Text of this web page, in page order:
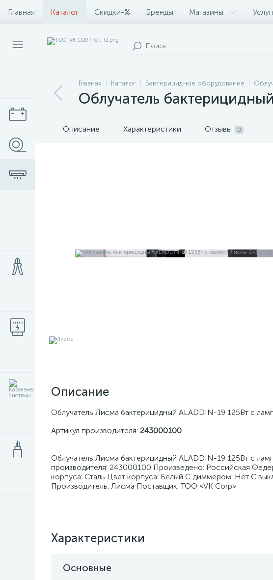
Главная Каталог Скидки-% Бренды Магазины
Главная Каталог Бактерицидное оборудование
Облучатель
Описание Характеристики Отзывы 0
Описание
Облучатель Лисма бактерицидный ALADDIN-19 125Вт с
Артикул производителя: 243000100
Облучатель Лисма бактерицидный ALADDIN-19 125Вт с
производителя: 243000100 Произведено: Российская
корпуса: Сталь Цвет корпуса: Белый С диммером: Нет С
Производитель: Лисма Поставщик: ТОО «VK Corp»
Характеристики
Основные